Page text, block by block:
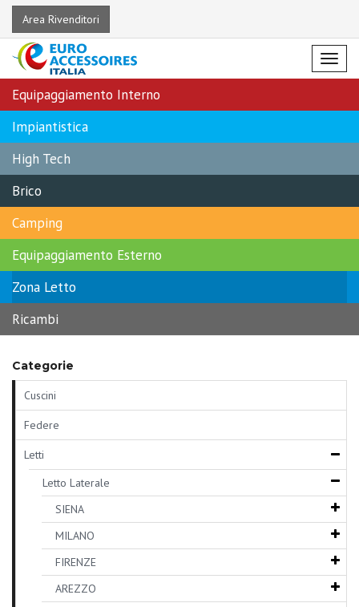
Area Rivenditori
Menu
Equipaggiamento Interno
Impiantistica
High Tech
Brico
Camping
Equipaggiamento Esterno
Zona Letto
Ricambi
Categorie
Cuscini
Federe
Letti
Letto Laterale
SIENA
MILANO
FIRENZE
AREZZO